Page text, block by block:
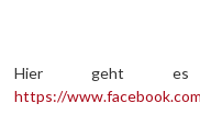
Hier geht es
https://